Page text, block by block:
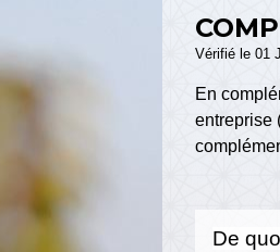
Vérifié le 01
En
entreprise
De